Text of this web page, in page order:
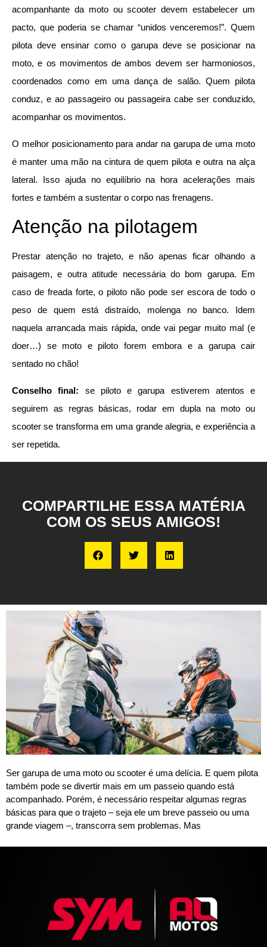
acompanhante da moto ou scooter devem estabelecer um
pacto, que poderia se chamar “unidos venceremos!”. Quem
pilota deve ensinar como o garupa deve se posicionar na
moto, e os movimentos de ambos devem ser harmoniosos,
coordenados como em uma dança de salão. Quem pilota
conduz, e ao passageiro ou passageira cabe ser conduzido,
acompanhar os movimentos.
O melhor posicionamento para andar na garupa de uma moto
é manter uma mão na cintura de quem pilota e outra na alça
lateral. Isso ajuda no equilíbrio na hora acelerações mais
fortes e também a sustentar o corpo nas frenagens.
Atenção na pilotagem
Prestar atenção no trajeto, e não apenas ficar olhando a
paisagem, e outra atitude necessária do bom garupa. Em
caso de freada forte, o piloto não pode ser escora de todo o
peso de quem está distraído, molenga no banco. Idem
naquela arrancada mais rápida, onde vai pegar muito mal (e
doer…) se moto e piloto forem embora e a garupa cair
sentado no chão!
Conselho final: se piloto e garupa estiverem atentos e
seguirem as regras básicas, rodar em dupla na moto ou
scooter se transforma em uma grande alegria, e experiência a
ser repetida.
COMPARTILHE ESSA MATÉRIA
COM OS SEUS AMIGOS!
Ser garupa de uma moto ou scooter é uma delícia. E quem pilota
também pode se divertir mais em um passeio quando está
acompanhado. Porém, é necessário respeitar algumas regras
básicas para que o trajeto – seja ele um breve passeio ou uma
grande viagem –, transcorra sem problemas. Mas